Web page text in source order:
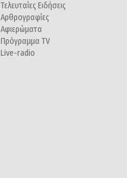
Τελευταίες Ειδήσεις
Αρθρογραφίες
Αφιερώματα
Πρόγραμμα TV
Live-radio